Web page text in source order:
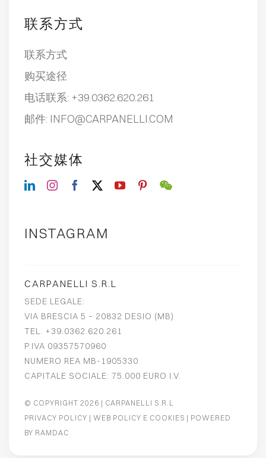
联系方式
联系方式
购买途径
电话联系: +39.0362.620.261
邮件: INFO@CARPANELLI.COM
社交媒体
INSTAGRAM
CARPANELLI S.R.L
SEDE LEGALE:
VIA BRESCIA 5 – 20832 DESIO (MB)
TEL. +39.0362.620.261
P.IVA 09357570960
NUMERO REA MB-1905330
CAPITALE SOCIALE: 75.000 EURO I.V.
© COPYRIGHT 2026 | CARPANELLI S.R.L
PRIVACY POLICY |WEB POLICY E COOKIES | POWERED
BY RAMDAC